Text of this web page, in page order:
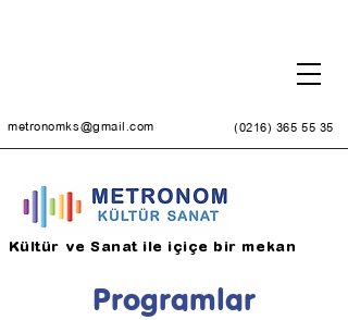
(0216) 365 55 35
metronomks@gmail.com
Kültür ve Sanat ile içiçe bir mekan
Programlar